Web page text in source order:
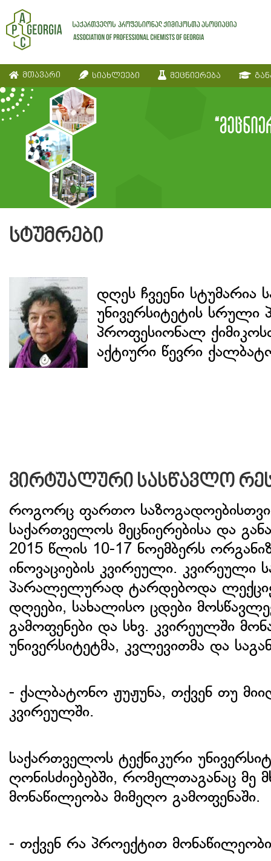
მთავარი სიახლეები მეცნიერება
სტუმრები
დღეს ჩვეენი სტუმარია
უნივერსიტეტის
პროფესიონალ
აქტიური წევრი
ვირტუალური სასწავლო
როგორც ფართო
საქართველოს მეცნიერებისა და
2015 წლის 10-17 ნოემბერს
ინოვაციების კვირეული. კვირეული
პარალელურად ტარდებოდა
დღეები, სახალისო ცდები
გამოფენები და სხვ. კვირეულში
უნივერსიტეტმა, კვლევითმა და
- ქალბატონო ჟუჟუნა, თქვენ თუ
კვირეულში.
საქართველოს ტექნიკური
ღონისძიებებში, რომელთაგანაც მე
მონაწილეობა მიმეღო გამოფენაში.
- თქვენ რა პროექტით